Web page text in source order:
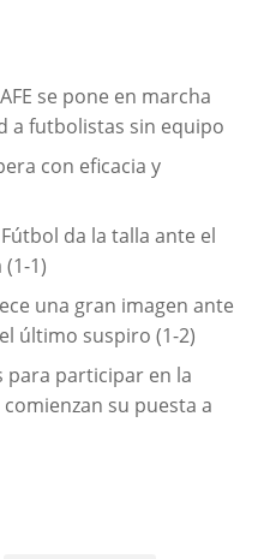
se pone en marcha
a futbolistas sin equipo
con eficacia y
da la talla ante el
1)
una gran imagen ante
último suspiro (1-2)
para participar en la
comienzan su puesta a